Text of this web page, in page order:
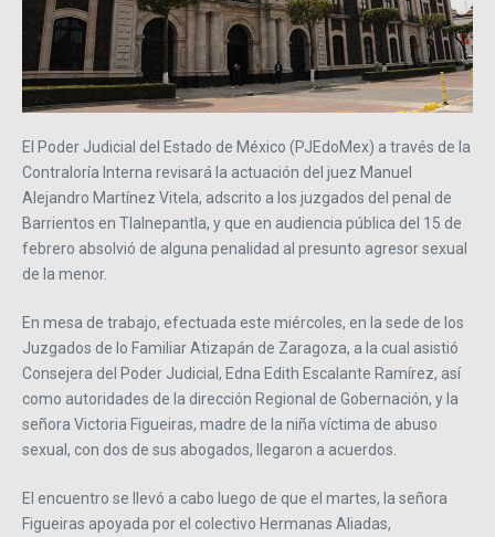
El Poder Judicial del Estado de México (PJEdoMex) a través de la
Contraloría Interna revisará la actuación del juez Manuel
Alejandro Martínez Vitela, adscrito a los juzgados del penal de
Barrientos en Tlalnepantla, y que en audiencia pública del 15 de
febrero absolvió de alguna penalidad al presunto agresor sexual
de la menor.
En mesa de trabajo, efectuada este miércoles, en la sede de los
Juzgados de lo Familiar Atizapán de Zaragoza, a la cual asistió
Consejera del Poder Judicial, Edna Edith Escalante Ramírez, así
como autoridades de la dirección Regional de Gobernación, y la
señora Victoria Figueiras, madre de la niña víctima de abuso
sexual, con dos de sus abogados, llegaron a acuerdos.
El encuentro se llevó a cabo luego de que el martes, la señora
Figueiras apoyada por el colectivo Hermanas Aliadas,